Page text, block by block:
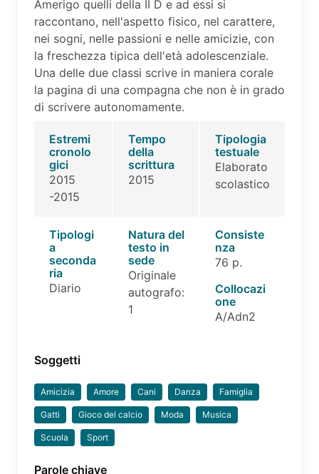
Amerigo quelli della II D e ad essi si
raccontano, nell'aspetto fisico, nel carattere,
nei sogni, nelle passioni e nelle amicizie, con
la freschezza tipica dell'età adolescenziale.
Una delle due classi scrive in maniera corale
la pagina di una compagna che non è in grado
di scrivere autonomamente.
Estremi
cronolo
gici
2015
-2015
Tempo
della
scrittura
2015
Tipologia
testuale
Elaborato
scolastico
Tipologi
a
seconda
ria
Diario
Natura del
testo in
sede
Originale
autografo:
1
Consiste
nza
76 p.
Collocazi
one
A/Adn2
Soggetti
Amicizia Amore Cani Danza Famiglia
Gatti Gioco del calcio Moda Musica
Scuola Sport
Parole chiave